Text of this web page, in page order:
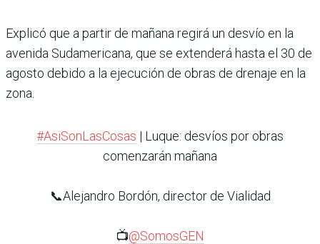
Explicó que a partir de mañana regirá un desvío en la
avenida Sudamericana, que se extenderá hasta el 30 de
agosto debido a la ejecución de obras de drenaje en la
zona.
#AsiSonLasCosas | Luque: desvíos por obras
comenzarán mañana
📞Alejandro Bordón, director de Vialidad
📺@SomosGEN